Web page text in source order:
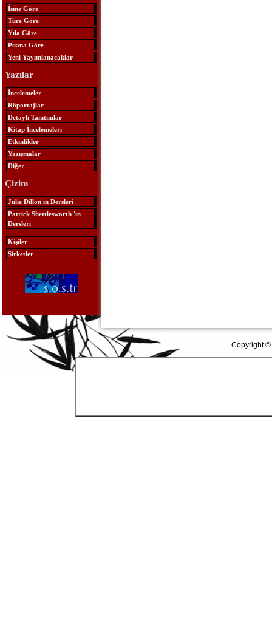
İsme Göre
Türe Göre
Yıla Göre
Puana Göre
Yeni Yayımlanacaklar
Yazılar
İncelemeler
Röportajlar
Detaylı Tanıtımlar
Kitap İncelemeleri
Etkinlikler
Yazışmalar
Diğer
Çizim
Julie Dillon'ın Dersleri
Patrick Shettlesworth 'ın
Dersleri
Kişiler
Şirketler
Copyright ©